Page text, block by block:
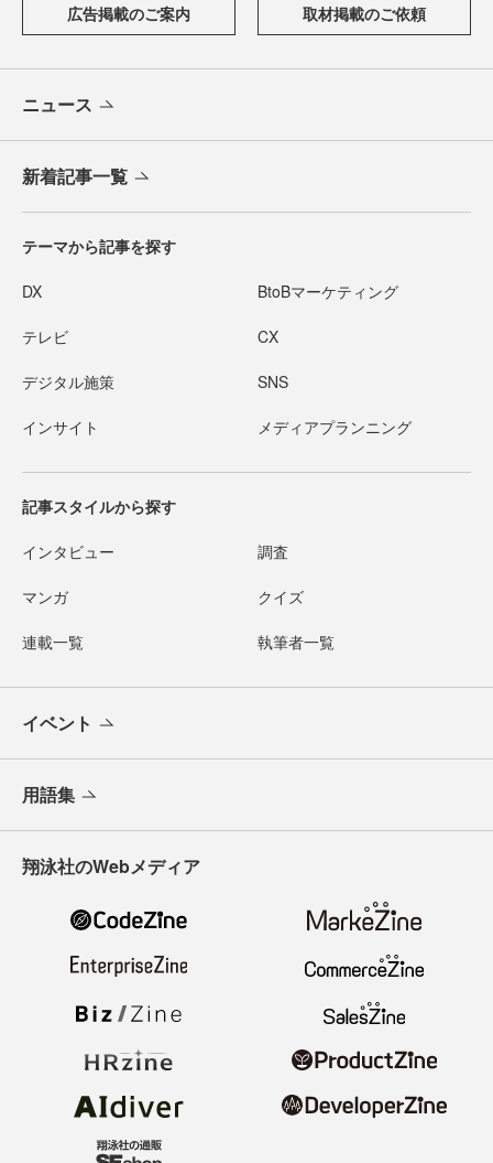
広告掲載のご案内 取材掲載のご依頼
ニュース
新着記事一覧
テーマから記事を探す
DX BtoBマーケティング
テレビ CX
デジタル施策 SNS
インサイト メディアプランニング
記事スタイルから探す
インタビュー 調査
マンガ クイズ
連載一覧 執筆者一覧
イベント
用語集
翔泳社のWebメディア